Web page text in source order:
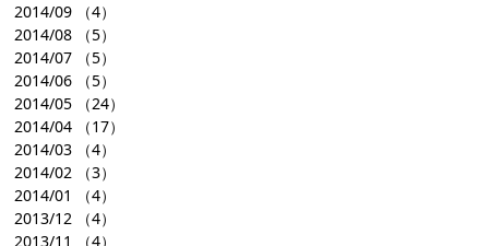
2014/09 （4）
2014/08 （5）
2014/07 （5）
2014/06 （5）
2014/05 （24）
2014/04 （17）
2014/03 （4）
2014/02 （3）
2014/01
（4）
2013/12 （4）
2013/11
（4）